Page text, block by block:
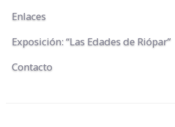
Enlaces
Exposición: “Las Edades de Riópar”
Contacto